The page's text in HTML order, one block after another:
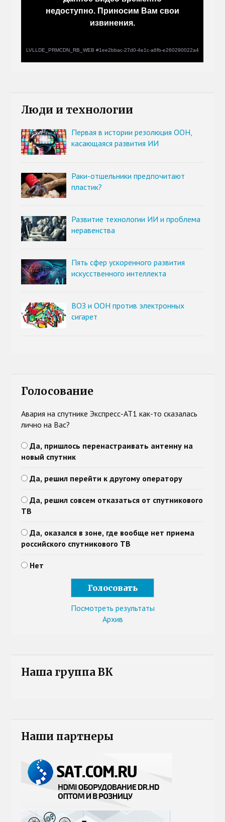
Люди и технологии
Первая в истории резолюция ООН,
касающаяся развития ИИ
Раки-отшельники предпочитают
пластик?
Развитие технологии ИИ и проблема
неравенства
Пять сфер ускоренного развития
искусственного интеллекта
ВОЗ и ООН против электронных
сигарет
Голосование
Авария на спутнике Экспресс-АТ1 как-то сказалась
лично на Вас?
Да, пришлось перенастраивать антенну на
новый спутник
Да, решил перейти к другому оператору
Да, решил совсем отказаться от спутникового
ТВ
Да, оказался в зоне, где вообще нет приема
российского спутникового ТВ
Нет
Посмотреть результаты
Архив
Наша группа ВК
Наши партнеры